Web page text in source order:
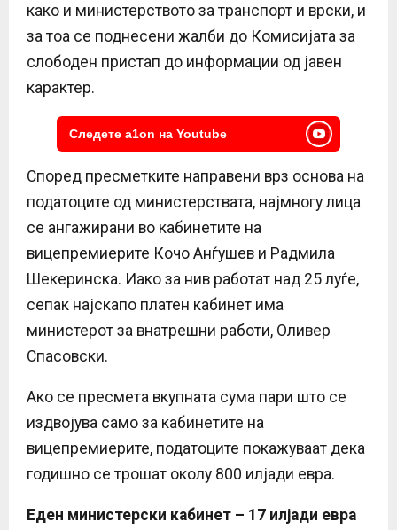
како и министерството за транспорт и врски, и
за тоа се поднесени жалби до Комисијата за
слободен пристап до информации од јавен
карактер.
Следете a1on на Youtube
Според пресметките направени врз основа на
податоците од министерствата, најмногу лица
се ангажирани во кабинетите на
вицепремиерите Кочо Анѓушев и Радмила
Шекеринска. Иако за нив работат над 25 луѓе,
сепак најскапо платен кабинет има
министерот за внатрешни работи, Оливер
Спасовски.
Ако се пресмета вкупната сума пари што се
издвојува само за кабинетите на
вицепремиерите, податоците покажуваат дека
годишно се трошат околу 800 илјади евра.
Еден министерски кабинет – 17 илјади евра